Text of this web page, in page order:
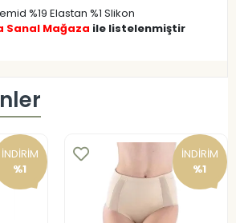
%19 Elastan %1 Slikon
Sanal Mağaza ile listelenmiştir
İNDİRİM
%1
İNDİRİM
%1